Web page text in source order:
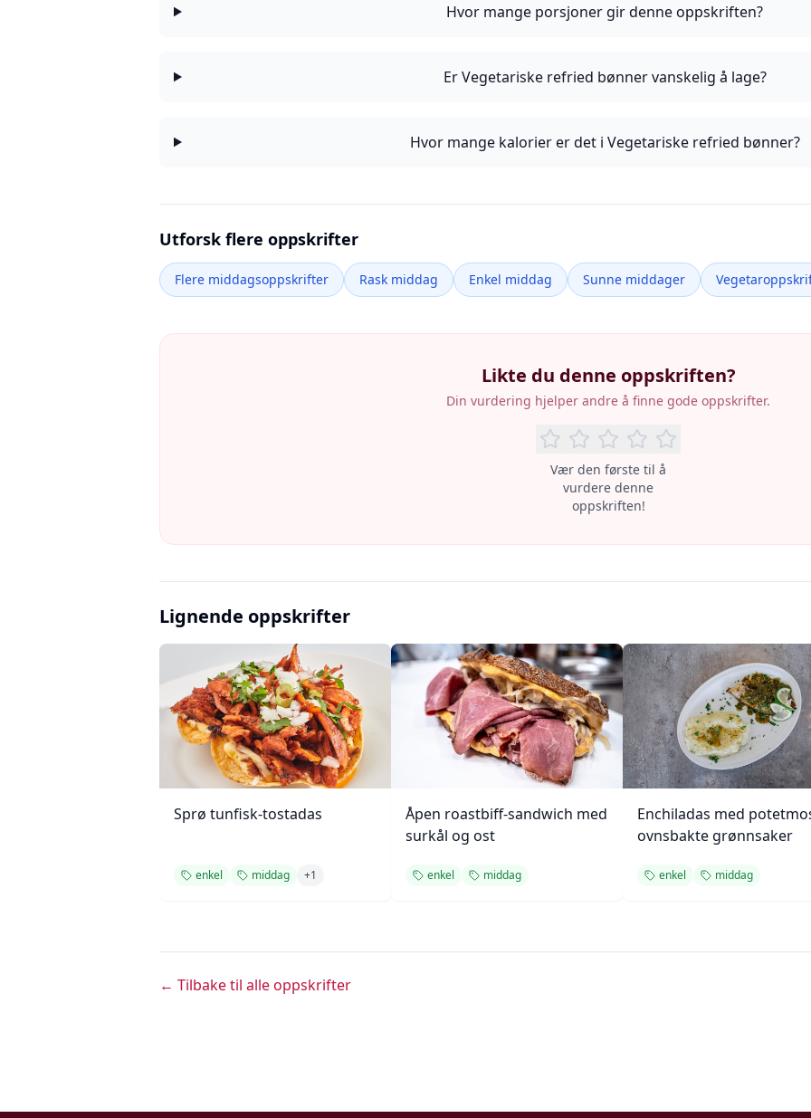
Hvor mange porsjoner gir denne oppskriften?
Er Vegetariske refried bønner vanskelig å lage?
Hvor mange kalorier er det i Vegetariske refried bønner?
Utforsk flere oppskrifter
Flere middagsoppskrifter Rask middag Enkel middag Sunne middager
Likte du denne oppskriften?
Din vurdering hjelper andre å finne gode oppskrifter.
Vær den første til å
vurdere denne
oppskriften!
Lignende oppskrifter
Sprø tunfisk-tostadas
enkel middag +1
Åpen roastbiff-sandwich med
surkål og ost
enkel middag
Enchiladas med
ovnsbakte grønnsaker
enkel middag
← Tilbake til alle oppskrifter